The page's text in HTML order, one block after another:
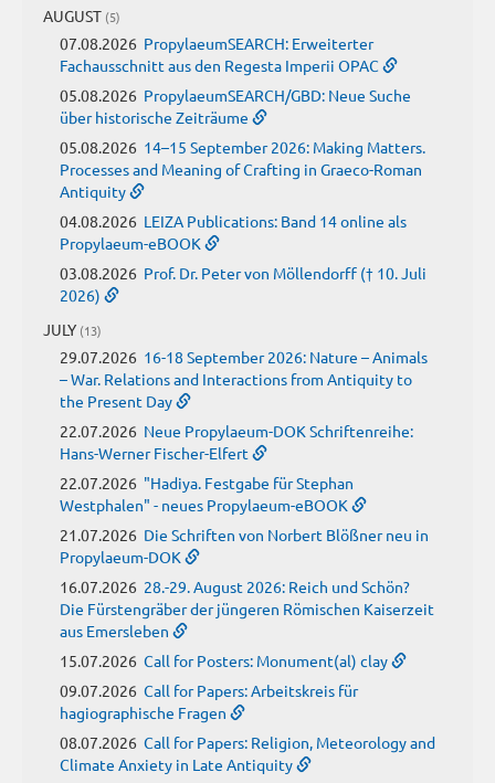
AUGUST (5)
07.08.2026 PropylaeumSEARCH: Erweiterter
Fachausschnitt aus den Regesta Imperii OPAC
05.08.2026 PropylaeumSEARCH/GBD: Neue Suche
über historische Zeiträume
05.08.2026 14–15 September 2026: Making Matters.
Processes and Meaning of Crafting in Graeco-Roman
Antiquity
04.08.2026 LEIZA Publications: Band 14 online als
Propylaeum-eBOOK
03.08.2026 Prof. Dr. Peter von Möllendorff († 10. Juli
2026)
JULY (13)
29.07.2026 16-18 September 2026: Nature – Animals
– War. Relations and Interactions from Antiquity to
the Present Day
22.07.2026 Neue Propylaeum-DOK Schriftenreihe:
Hans-Werner Fischer-Elfert
22.07.2026 "Hadiya. Festgabe für Stephan
Westphalen" - neues Propylaeum-eBOOK
21.07.2026 Die Schriften von Norbert Blößner neu in
Propylaeum-DOK
16.07.2026 28.-29. August 2026: Reich und Schön?
Die Fürstengräber der jüngeren Römischen Kaiserzeit
aus Emersleben
15.07.2026 Call for Posters: Monument(al) clay
09.07.2026 Call for Papers: Arbeitskreis für
hagiographische Fragen
08.07.2026 Call for Papers: Religion, Meteorology and
Climate Anxiety in Late Antiquity